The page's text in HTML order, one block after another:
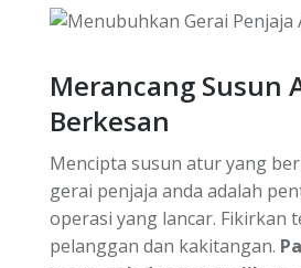
Merancang Susun
Berkesan
Mencipta susun atur yang
gerai penjaja anda adalah
operasi yang lancar. Fikirkan
pelanggan dan kakitangan.